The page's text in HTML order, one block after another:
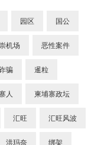
园区 国公
机场 恶性案件
骗 暹粒
人 柬埔寨政坛
汇旺 汇旺风波
洪玛奈 绑架